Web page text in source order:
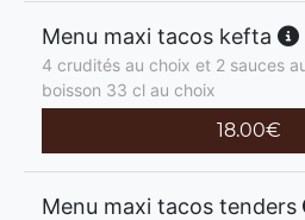
Menu maxi tacos kefta
4 crudités au choix et 2 sauces
boisson 33 cl au choix
18.00€
Menu maxi tacos tenders